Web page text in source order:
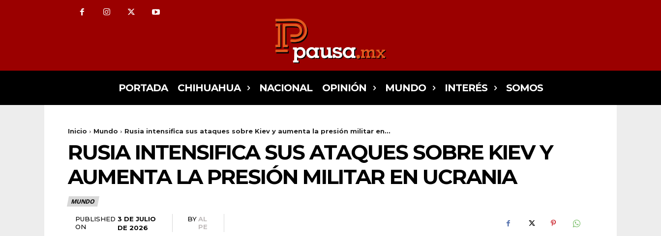
PORTADA CHIHUAHUA NACIONAL OPINIÓN MUNDO INTERÉS SOMOS
Inicio Mundo Rusia intensifica sus ataques sobre Kiev y aumenta la presión militar en...
RUSIA INTENSIFICA SUS ATAQUES SOBRE KIEV Y
AUMENTA LA PRESIÓN MILITAR EN UCRANIA
MUNDO
PUBLISHED
ON
3 DE JULIO
DE 2026
BYAL
PE